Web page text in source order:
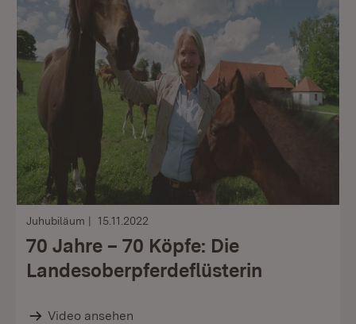
Juhubiläum 15.11.2022
70 Jahre – 70 Köpfe: Die
Landesoberpferdeflüsterin
Video ansehen